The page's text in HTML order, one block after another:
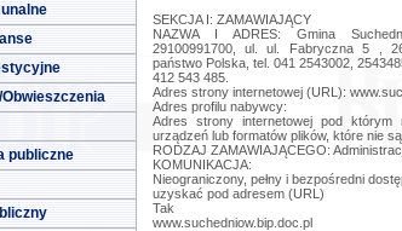
Obwieszczenia
publiczne
SEKCJA I: ZAMAWIAJĄCY
NAZWA I ADRES: Gmina
29100991700, ul. ul. Fabryczna 5 ,
państwo Polska, tel. 041 2543002,
412 543 485.
Adres strony internetowej (URL):
Adres profilu nabywcy:
Adres strony internetowej pod
urządzeń lub formatów plików, które nie
RODZAJ ZAMAWIAJĄCEGO:
KOMUNIKACJA:
Nieograniczony, pełny i bezpośredni
uzyskać pod adresem (URL)
Tak
www.suchedniow.bip.doc.pl